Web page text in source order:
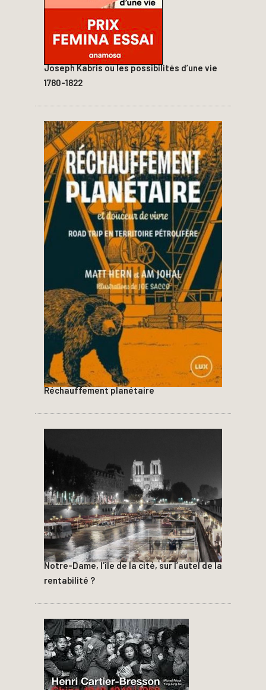
Joseph Kabris ou les possibilités d’une vie
1780-1822
Réchauffement planétaire
Notre-Dame, l’île de la cité, sur l’autel de la
rentabilité ?